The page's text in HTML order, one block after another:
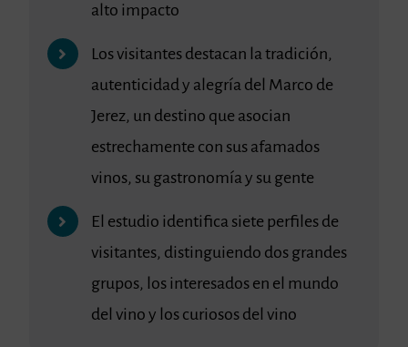
alto impacto
Los visitantes destacan la tradición,
autenticidad y alegría del Marco de
Jerez, un destino que asocian
estrechamente con sus afamados
vinos, su gastronomía y su gente
El estudio identifica siete perfiles de
visitantes, distinguiendo dos grandes
grupos, los interesados en el mundo
del vino y los curiosos del vino